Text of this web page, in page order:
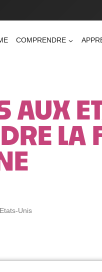
COMPRENDRE
AUX
LA
Unis